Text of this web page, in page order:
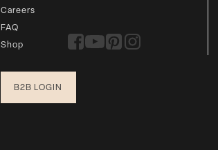
Careers
FAQ
Shop
B2B LOGIN